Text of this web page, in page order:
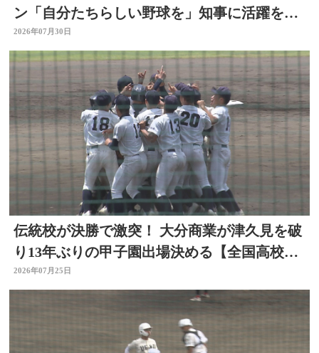
ン「自分たちらしい野球を」知事に活躍を誓
う
2026年07月30日
伝統校が決勝で激突！ 大分商業が津久見を破
り13年ぶりの甲子園出場決める【全国高校野
球大分大会】
2026年07月25日